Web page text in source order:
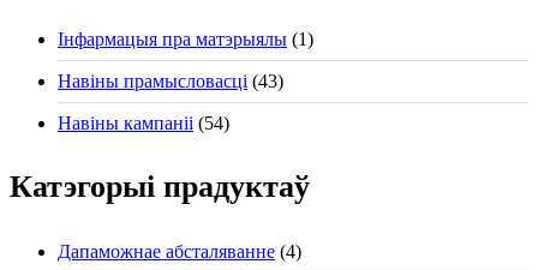
Інфармацыя пра матэрыялы (1)
Навіны прамысловасці (43)
Навіны кампаніі (54)
Катэгорыі прадуктаў
Дапаможнае абсталяванне (4)